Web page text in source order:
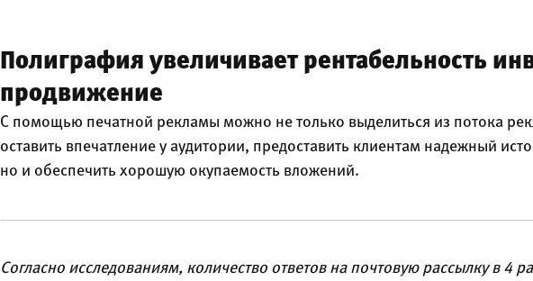
Полиграфия увеличивает рентабельность
продвижение
С помощью печатной рекламы можно не только выделиться из потока
оставить впечатление у аудитории, предоставить клиентам надежный
но и обеспечить хорошую окупаемость вложений.
Согласно исследованиям, количество ответов на почтовую рассылку в 4